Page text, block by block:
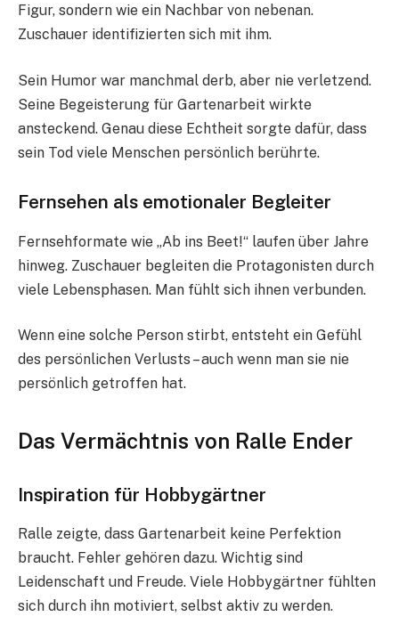
Figur, sondern wie ein Nachbar von nebenan.
Zuschauer identifizierten sich mit ihm.
Sein Humor war manchmal derb, aber nie verletzend.
Seine Begeisterung für Gartenarbeit wirkte
ansteckend. Genau diese Echtheit sorgte dafür, dass
sein Tod viele Menschen persönlich berührte.
Fernsehen als emotionaler Begleiter
Fernsehformate wie „Ab ins Beet!“ laufen über Jahre
hinweg. Zuschauer begleiten die Protagonisten durch
viele Lebensphasen. Man fühlt sich ihnen verbunden.
Wenn eine solche Person stirbt, entsteht ein Gefühl
des persönlichen Verlusts – auch wenn man sie nie
persönlich getroffen hat.
Das Vermächtnis von Ralle Ender
Inspiration für Hobbygärtner
Ralle zeigte, dass Gartenarbeit keine Perfektion
braucht. Fehler gehören dazu. Wichtig sind
Leidenschaft und Freude. Viele Hobbygärtner fühlten
sich durch ihn motiviert, selbst aktiv zu werden.